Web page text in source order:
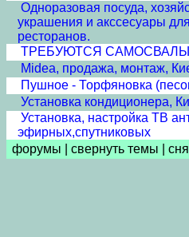
Одноразовая посуда,
украшения и акссесуары
ресторанов.
ТРЕБУЮТСЯ
Midea, продажа, монтаж,
Пушное - Торфяновка
Установка кондиционера,
Установка, настройка ТВ
эфирных,спутниковых
форумы
свернуть темы